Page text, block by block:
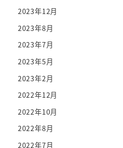
2023年12月
2023年8月
2023年7月
2023年5月
2023年2月
2022年12月
2022年10月
2022年8月
2022年7月